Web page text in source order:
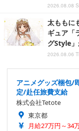
2026.08.08
太ももに
ギュア「
グStyle
2026.08.06
アニメグッズ梱包/
定/赴任旅費支給
株式会社Tetote
東京都
月給27万円～34